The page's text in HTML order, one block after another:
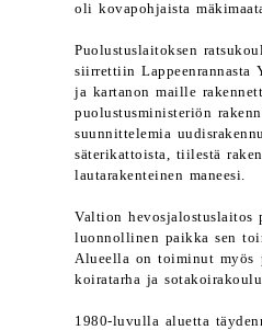
oli kovapohjaista
Puolustuslaitoksen
siirrettiin Lappeenrannasta
ja kartanon maille
puolustusministeriön
suunnittelemia
säterikattoista, tiilestä
lautarakenteinen maneesi.
Valtion hevosjalostuslaitos
luonnollinen paikka sen
Alueella on toiminut myös
koiratarha ja
1980-luvulla aluetta